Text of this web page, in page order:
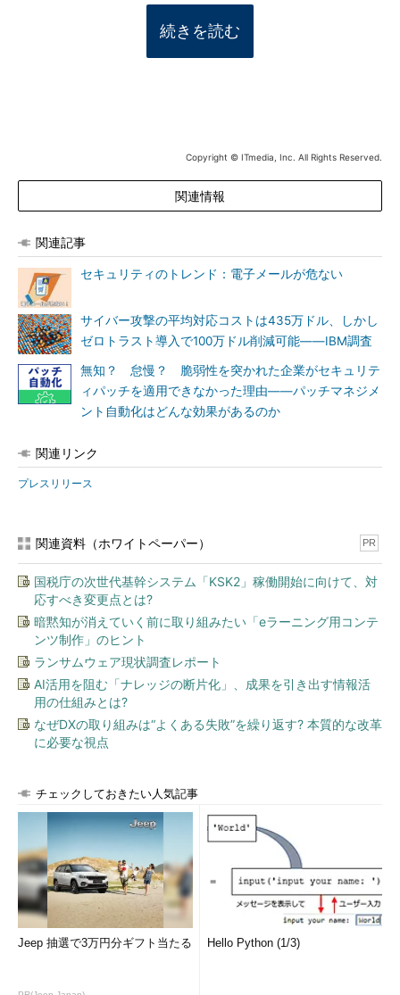
続きを読む
Copyright © ITmedia, Inc. All Rights Reserved.
関連情報
関連記事
セキュリティのトレンド：電子メールが危ない
サイバー攻撃の平均対応コストは435万ドル、しかし
ゼロトラスト導入で100万ドル削減可能――IBM調査
無知？ 怠慢？ 脆弱性を突かれた企業がセキュリテ
ィパッチを適用できなかった理由――パッチマネジメ
ント自動化はどんな効果があるのか
関連リンク
プレスリリース
関連資料（ホワイトペーパー） PR
国税庁の次世代基幹システム「KSK2」稼働開始に向けて、対
応すべき変更点とは?
暗黙知が消えていく前に取り組みたい「eラーニング用コンテ
ンツ制作」のヒント
ランサムウェア現状調査レポート
AI活用を阻む「ナレッジの断片化」、成果を引き出す情報活
用の仕組みとは?
なぜDXの取り組みは“よくある失敗”を繰り返す? 本質的な改革
に必要な視点
チェックしておきたい人気記事
Jeep 抽選で3万円分ギフト当たる Hello Python (1/3)